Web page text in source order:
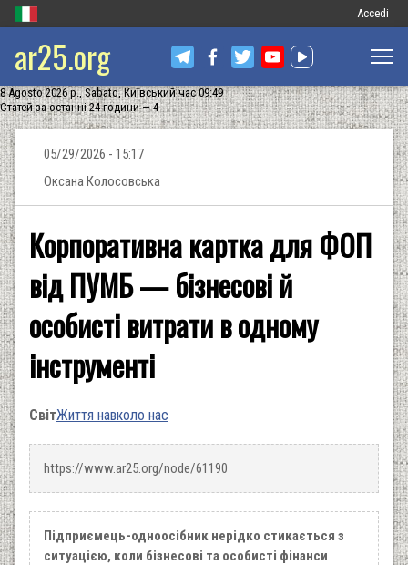
Меню
запису
Accedi
ar25.org
8 Agosto 2026 р., Sabato, Київський час 09:49
Статей за останні 24 години — 4
05/29/2026 - 15:17
Оксана Колосовська
Корпоративна картка для ФОП
від ПУМБ — бізнесові й
особисті витрати в одному
інструменті
СвітЖиття навколо нас
https://www.ar25.org/node/61190
Підприємець-одноосібник нерідко стикається з
ситуацією, коли бізнесові та особисті фінанси